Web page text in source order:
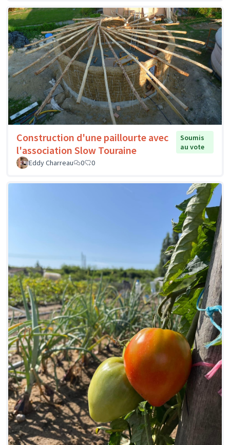
Construction d'une paillourte avec
l'association Slow Touraine
Soumis
au vote
Eddy Charreau
0 0